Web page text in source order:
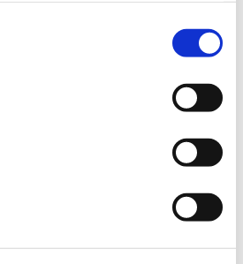
em acácia-das-espigas:
a ajudar